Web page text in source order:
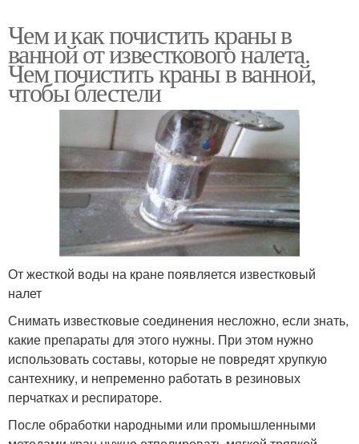
Чем и как почистить краны в
ванной от известкового налета.
Чем почистить краны в ванной,
чтобы блестели
От жесткой воды на кране появляется известковый
налет
Снимать известковые соединения несложно, если знать,
какие препараты для этого нужны. При этом нужно
использовать составы, которые не повредят хрупкую
сантехнику, и непременно работать в резиновых
перчатках и респираторе.
После обработки народными или промышленными